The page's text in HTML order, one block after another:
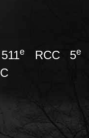
e RCC 5e